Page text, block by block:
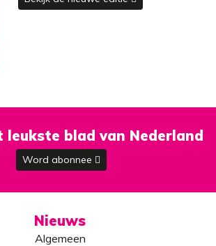
leukste blad van Nederland
Word abonnee
Nieuws
Algemeen